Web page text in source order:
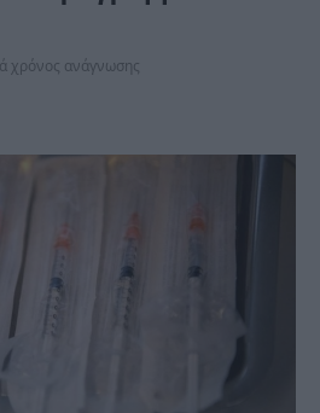
χρόνος ανάγνωσης